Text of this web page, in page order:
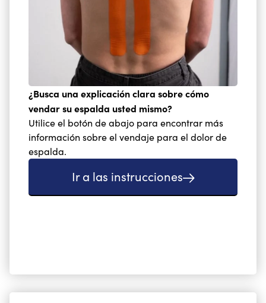
¿Busca una explicación clara sobre cómo
vendar su espalda usted mismo?
Utilice el botón de abajo para encontrar más
información sobre el vendaje para el dolor de
espalda.
Ir a las instrucciones